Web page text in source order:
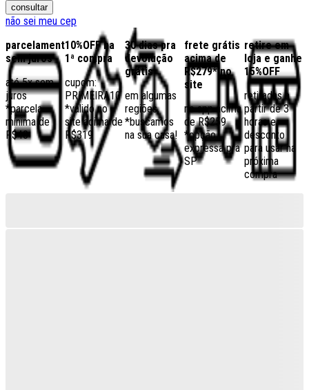
consultar
não sei meu cep
parcelamento
sem juros
até 5x sem
juros
*parcela
mínima de
R$40
10%OFF na
1ª compra
cupom:
PRIMEIRA10
*válido no
site acima de
R$319
30 dias pra
devolução
grátis
em algumas
regiões,
*buscamos
na sua casa!
frete grátis
acima de
R$279* no
site
no app acima
de R$259
*opção
expressa pra
SP
retire em
loja e ganhe
15%OFF
retiradas a
partir de 3
horas e
desconto
para usar na
próxima
compra